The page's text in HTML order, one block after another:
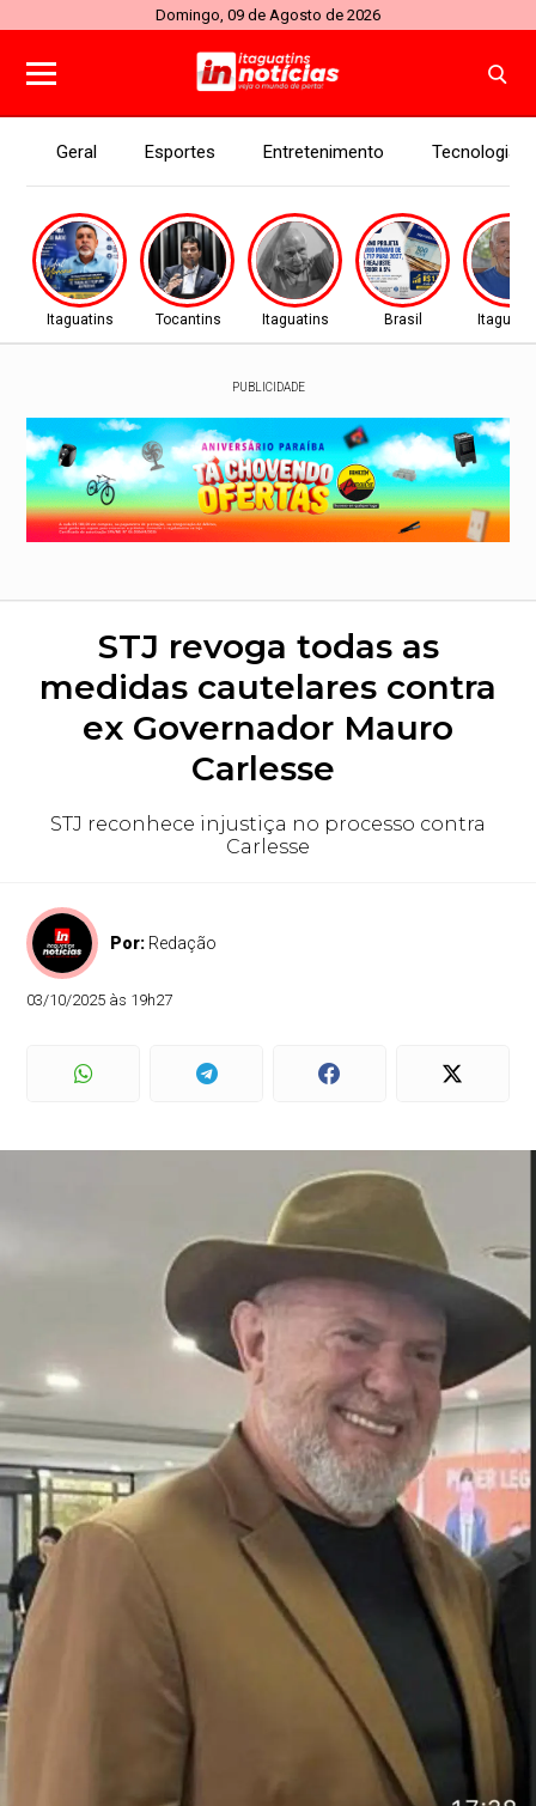
Domingo, 09 de Agosto de 2026
Geral Esportes Entretenimento Tecnologia
Itaguatins Tocantins Itaguatins Brasil
PUBLICIDADE
STJ revoga todas as
medidas cautelares contra
ex Governador Mauro
Carlesse
STJ reconhece injustiça no processo contra
Carlesse
Por: Redação
03/10/2025 às 19h27